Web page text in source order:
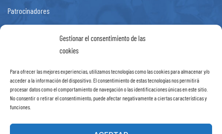
Gestionar el consentimiento de las
cookies
Para ofrecer las mejores experiencias, utilizamos tecnologías como las cookies para almacenar y/o
acceder a la información del dispositivo. El consentimiento de estas tecnologías nos permitirá
procesar datos como el comportamiento de navegación o las identificaciones únicas en este sitio.
No consentir o retirar el consentimiento, puede afectar negativamente a ciertas características y
funciones.
Patrocinadores
Información